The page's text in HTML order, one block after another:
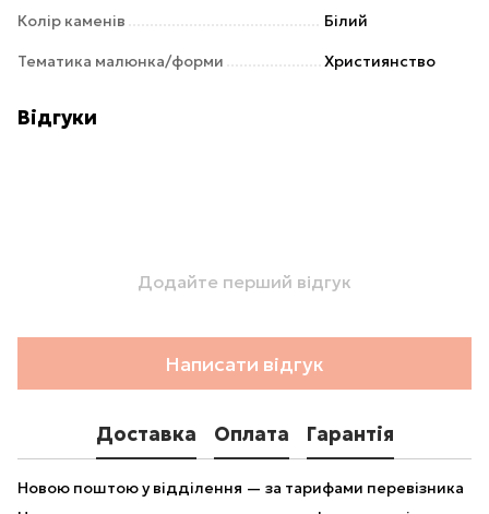
Колір каменів Білий
Тематика малюнка/форми Християнство
Відгуки
Додайте перший відгук
Написати відгук
Доставка Оплата Гарантія
Новою поштою у відділення — за тарифами перевізника